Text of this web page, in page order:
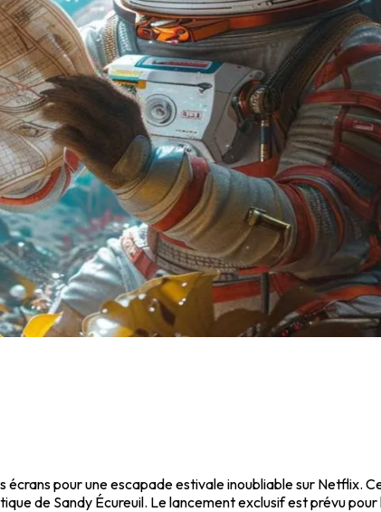
écrans pour une escapade estivale inoubliable sur Netflix.
de Sandy Écureuil. Le lancement exclusif est prévu